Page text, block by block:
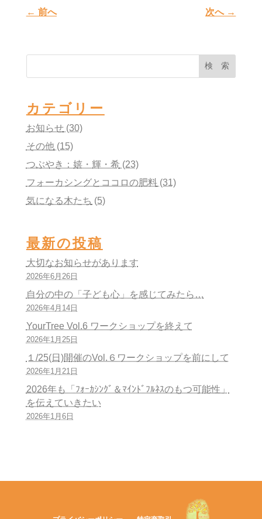
← 前へ 次へ→
検 索
カテゴリー
お知らせ(30)
その他(15)
つぶやき：嬉・輝・希 (23)
フォーカシングとココロの肥料(31)
気になる木たち (5)
最新の投稿
大切なお知らせがあります
2026年6月26日
自分の中の「子ども心」を感じてみたら…
2026年4月14日
YourTree Vol.6 ワークショップを終えて
2026年1月25日
１/25(日)開催のVol.６ワークショップを前にして
2026年1月21日
2026年も「ﾌｫｰｶｼﾝｸﾞ＆ﾏｲﾝﾄﾞﾌﾙﾈｽのもつ可能性」
を伝えていきたい
2026年1月6日